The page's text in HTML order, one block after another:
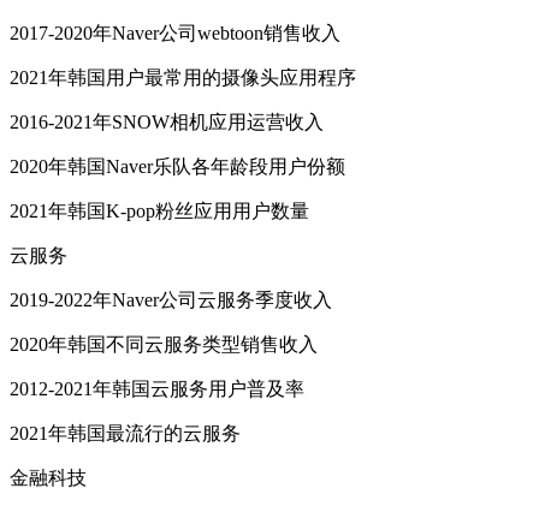
2017-2020年Naver公司webtoon销售收入
2021年韩国用户最常用的摄像头应用程序
2016-2021年SNOW相机应用运营收入
2020年韩国Naver乐队各年龄段用户份额
2021年韩国K-pop粉丝应用用户数量
云服务
2019-2022年Naver公司云服务季度收入
2020年韩国不同云服务类型销售收入
2012-2021年韩国云服务用户普及率
2021年韩国最流行的云服务
金融科技